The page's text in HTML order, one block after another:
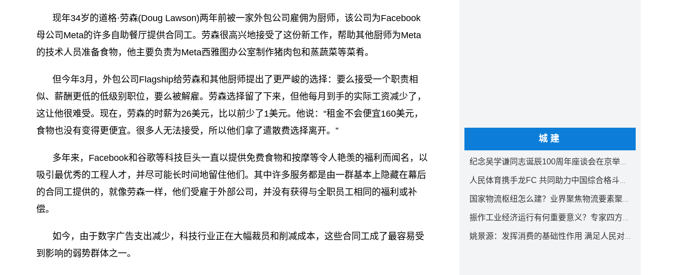
现年34岁的道格·劳森(Doug Lawson)两年前被一家外包公司雇佣为厨师，该公司为Facebook
母公司Meta的许多自助餐厅提供合同工。劳森很高兴地接受了这份新工作，帮助其他厨师为Meta
的技术人员准备食物，他主要负责为Meta西雅图办公室制作猪肉包和蒸蔬菜等菜肴。
但今年3月，外包公司Flagship给劳森和其他厨师提出了更严峻的选择：要么接受一个职责相
似、薪酬更低的低级别职位，要么被解雇。劳森选择留了下来，但他每月到手的实际工资减少了，
这让他很难受。现在，劳森的时薪为26美元，比以前少了1美元。他说：“租金不会便宜160美元，
食物也没有变得更便宜。很多人无法接受，所以他们拿了遣散费选择离开。”
多年来，Facebook和谷歌等科技巨头一直以提供免费食物和按摩等令人艳羡的福利而闻名，以
吸引最优秀的工程人才，并尽可能长时间地留住他们。其中许多服务都是由一群基本上隐藏在幕后
的合同工提供的，就像劳森一样，他们受雇于外部公司，并没有获得与全职员工相同的福利或补
偿。
如今，由于数字广告支出减少，科技行业正在大幅裁员和削减成本，这些合同工成了最容易受
到影响的弱势群体之一。
城建
纪念吴学谦同志诞辰100周年座谈会在京举行 汪洋出席
人民体育携手龙FC 共同助力中国综合格斗事业发展
国家物流枢纽怎么建？业界聚焦物流要素聚集方式创新
振作工业经济运行有何重要意义？专家四方面权威解读
姚景源：发挥消费的基础性作用 满足人民对美好生活向往